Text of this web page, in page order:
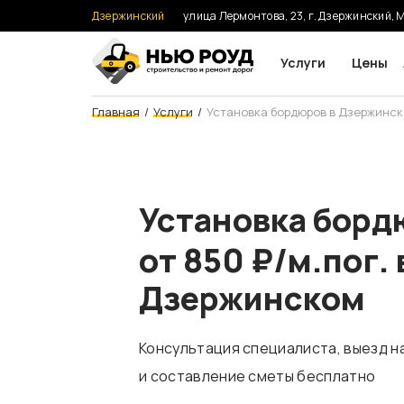
Дзержинский улица Лермонтова, 23, г. Дзержинский,
Услуги
Благоустройство
Цены
Главная Услуги Установка бордюров в
Установка
от 850 ₽/м.пог.
Дзержинском
Консультация специалиста, выезд
и составление сметы бесплатно